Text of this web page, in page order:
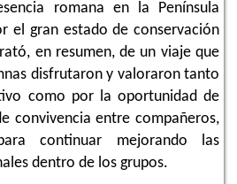
romana en la Península
el gran estado de conservación
en resumen, de un viaje que
disfrutaron y valoraron tanto
como por la oportunidad de
convivencia entre compañeros,
continuar mejorando las
dentro de los grupos.